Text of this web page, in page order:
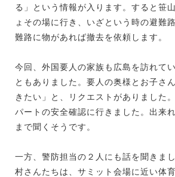
る」という情報が入ります。すると笹
ょその場に行き、いざという時の避難
難路に物があれば撤去を依頼します。
今回、外国要人の家族も広島を訪れて
ともありました。要人の奥様とお子さ
きたい」と、リクエストがありました
パートの安全確認に行きました。出来
まで聞くそうです。
一方、警防担当の２人にも話を聞きま
村さんたちは、サミット会場に近い体